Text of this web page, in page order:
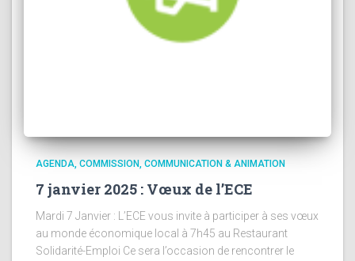
AGENDA COMMISSION COMMUNICATION & ANIMATION
7 janvier 2025 : Vœux de l’ECE
Mardi 7 Janvier : L’ECE vous invite à participer à ses vœux
au monde économique local à 7h45 au Restaurant
Solidarité-Emploi Ce sera l’occasion de rencontrer le